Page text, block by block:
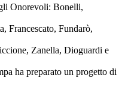
Onorevoli: Bonelli,
Francescato, Fundarò,
Zanella, Dioguardi e
ha preparato un progetto di